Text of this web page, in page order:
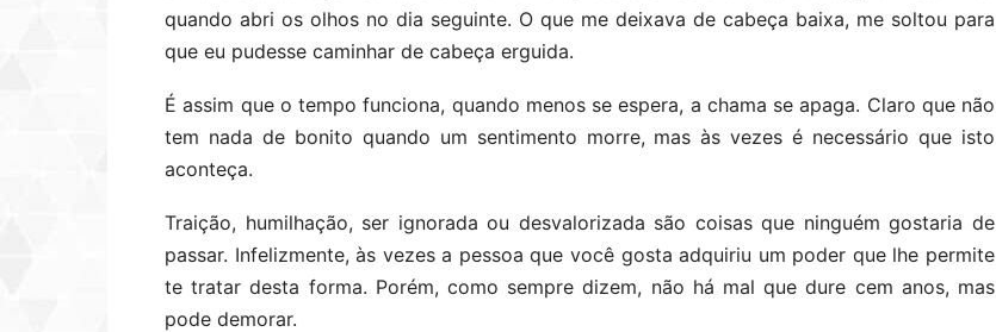
quando abri os olhos no dia seguinte. O que me deixava de cabeça baixa, me soltou para
que eu pudesse caminhar de cabeça erguida.
É assim que o tempo funciona, quando menos se espera, a chama se apaga. Claro que não
tem nada de bonito quando um sentimento morre, mas às vezes é necessário que isto
aconteça.
Traição, humilhação, ser ignorada ou desvalorizada são coisas que ninguém gostaria de
passar. Infelizmente, às vezes a pessoa que você gosta adquiriu um poder que lhe permite
te tratar desta forma. Porém, como sempre dizem, não há mal que dure cem anos, mas
pode demorar.